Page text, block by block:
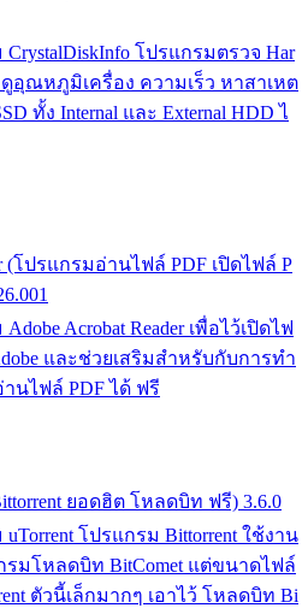
โปรแกรมตรวจ Har
อุณหภูมิเครื่อง ความเร็ว หาสาเหต
ทั้ง Internal และ External HDD ไ
(โปรแกรมอ่านไฟล์ PDF เปิดไฟล์ P
Acrobat Reader เพื่อไว้เปิดไฟ
และช่วยเสริมสำหรับกับการทำ
านไฟล์ PDF ได้ ฟรี
ยอดฮิต โหลดบิท ฟรี) 3.6.0
โปรแกรม Bittorrent ใช้งาน
รมโหลดบิท BitComet แต่ขนาดไฟล์
ตัวนี้เล็กมากๆ เอาไว้ โหลดบิท Bi